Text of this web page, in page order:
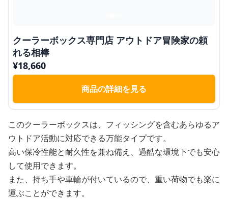
クーラーボックス専門店 アウトドア冒険家の頼
れる相棒
¥18,660
商品の詳細を見る
このクーラーボックスは、フィッシングを含むあらゆるア
ウトドア活動に対応できる万能タイプです。
高い保冷性能と耐久性を兼ね備え、過酷な環境下でも安心
して使用できます。
また、持ち手や車輪が付いているので、重い荷物でも楽に
運ぶことができます。